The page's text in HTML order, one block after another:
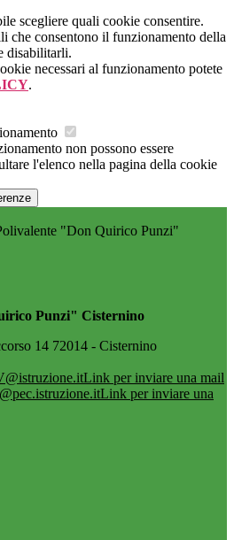
scegliere quali cookie consentire.
che consentono il funzionamento della
disabilitarli.
necessari al funzionamento potete
.
non possono essere
l'elenco nella pagina della cookie
"Don Quirico Punzi"
Punzi" Cisternino
14 72014 - Cisternino
Link per inviare una mail
Link per inviare una